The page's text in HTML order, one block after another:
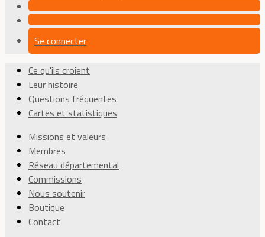
Se connecter
Ce qu'ils croient
Leur histoire
Questions fréquentes
Cartes et statistiques
Missions et valeurs
Membres
Réseau départemental
Commissions
Nous soutenir
Boutique
Contact